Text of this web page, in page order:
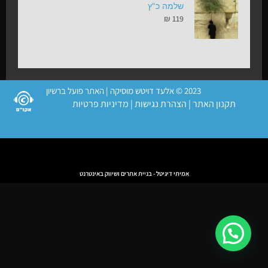
שלמה כ"ץ
₪ 119
2023 © אלעד דויטש מוסיקה | האתר פועל ברשיון
תקנון האתר| הצהרת נגישות| מדיניות פרטיות
אמיתי דיגיטל - בניית אתרים ושיווק באינטרנט